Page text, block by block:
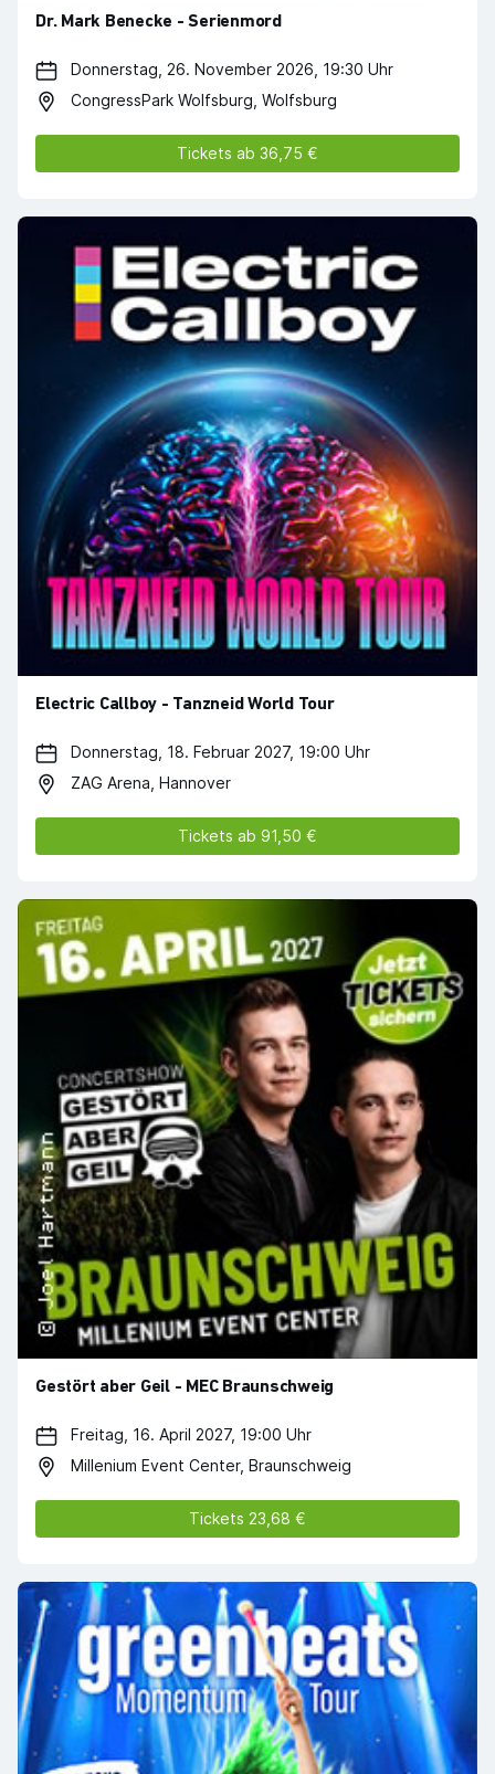
Dr. Mark Benecke - Serienmord
Donnerstag, 26. November 2026, 19:30 Uhr
CongressPark Wolfsburg, Wolfsburg
Tickets ab 36,75 €
Electric Callboy - Tanzneid World Tour
Donnerstag, 18. Februar 2027, 19:00 Uhr
ZAG Arena, Hannover
Tickets ab 91,50 €
Gestört aber Geil - MEC Braunschweig
Freitag, 16. April 2027, 19:00 Uhr
Millenium Event Center, Braunschweig
Tickets 23,68 €